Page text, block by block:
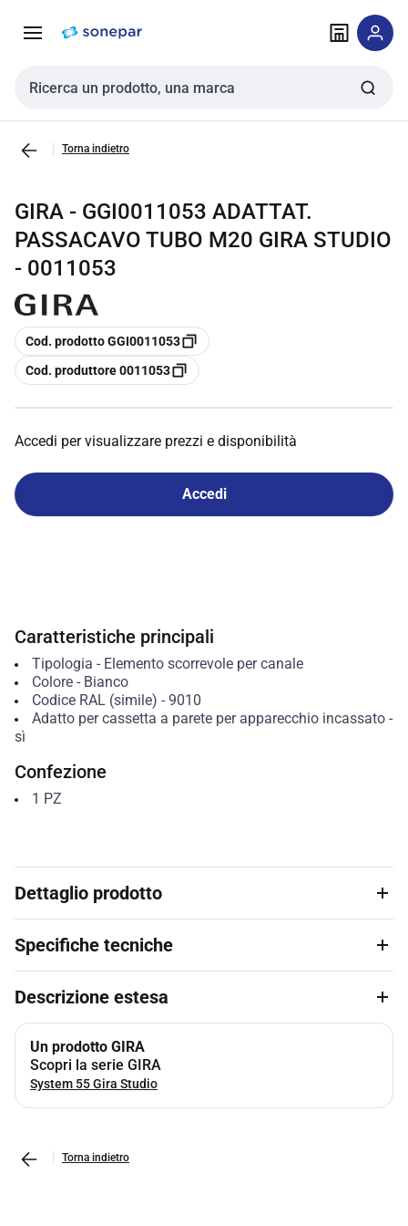
navigazione alla
Cerca input
Torna indietro
GIRA - GGI0011053 ADATTAT.
PASSACAVO TUBO M20 GIRA STUDIO
- 0011053
copia
Cod. prodotto GGI0011053
copia
Cod. produttore 0011053
Accedi per visualizzare prezzi e disponibilità
Accedi
Caratteristiche principali
Tipologia - Elemento scorrevole per canale
Colore- Bianco
Codice RAL (simile) - 9010
Adatto per cassetta a parete per apparecchio incassato-
sì
Confezione
1 PZ
Dettaglio prodotto
Specifiche tecniche
Descrizione estesa
Un prodotto GIRA
Scopri la serie GIRA
System 55 Gira Studio
Torna indietro